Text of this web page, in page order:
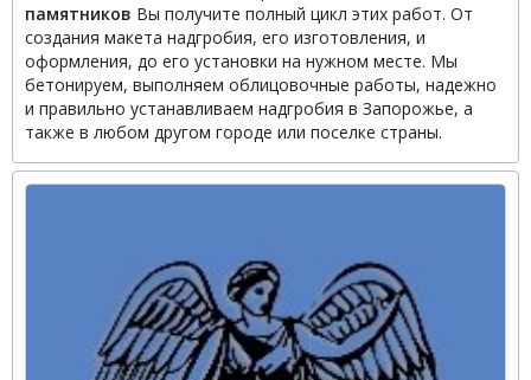
памятников Вы получите полный цикл этих работ. От
создания макета надгробия, его изготовления, и
оформления, до его установки на нужном месте. Мы
бетонируем, выполняем облицовочные работы, надежно
и правильно устанавливаем надгробия в Запорожье, а
также в любом другом городе или поселке страны.